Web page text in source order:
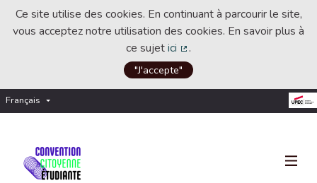
Ce site utilise des cookies. En continuant à parcourir le site,
vous acceptez notre utilisation des cookies. En savoir plus à
ce sujetici
(Lien externe)
.
"J'accepte"
Français Choisir la langue